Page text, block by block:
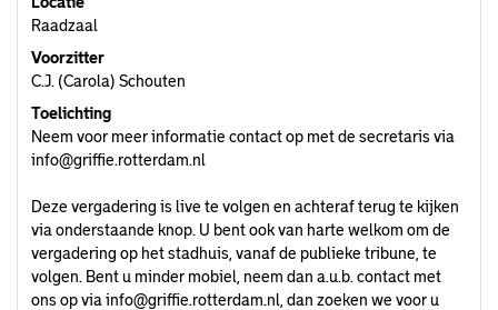
Raadzaal
Voorzitter
C.J. (Carola) Schouten
Toelichting
Neem voor meer informatie contact op met de secretaris via
info@griffie.rotterdam.nl
Deze vergadering is live te volgen en achteraf terug te kijken
via onderstaande knop. U bent ook van harte welkom om de
vergadering op het stadhuis, vanaf de publieke tribune, te
volgen. Bent u minder mobiel, neem dan a.u.b. contact met
ons op via info@griffie.rotterdam.nl , dan zoeken we voor u